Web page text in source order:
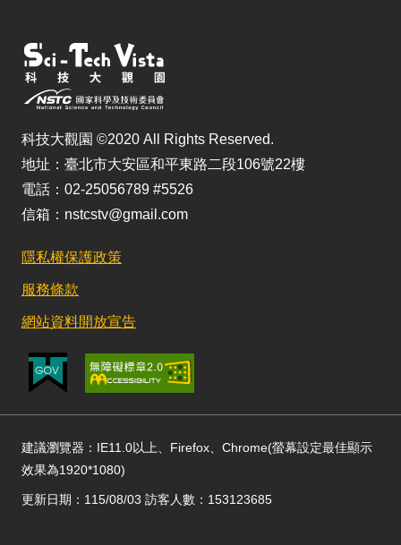
科技大觀園 ©2020 All Rights Reserved.
地址：臺北市大安區和平東路二段106號22樓
電話：02-25056789 #5526
信箱：nstcstv@gmail.com
隱私權保護政策
服務條款
網站資料開放宣告
建議瀏覽器：IE11.0以上、Firefox、Chrome(螢幕設定最佳顯示
效果為1920*1080)
更新日期：115/08/03 訪客人數：153123685